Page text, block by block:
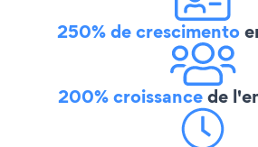
250% de crescimento
200% croissancede